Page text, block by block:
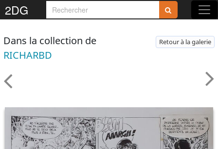
2DG
Dans la collection de
RICHARBD
Retour à la galerie